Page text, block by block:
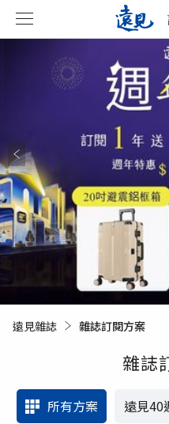
遠見雜誌 目前頁面：
雜誌訂閱方案
雜誌
所有方案 遠見40